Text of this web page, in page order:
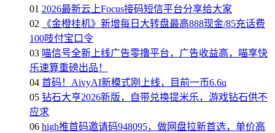
01 2026最新云上Focus接码短信平台分享给大家
02
《金橙挂机》新增每日大转盘最高888现金/85充话费
100吱付宝口令
03 喵信号全新上线广告零撸平台，广告收益高，喵享快
乐速算重磅出品！
04 首码！AivyAI新模式刚上线，目前一币6.6u
05 钻石大亨2026新版，自带兑换提米乐，游戏钻石供不
应求
06 high推首码邀请码948095，做网盘拉新首选，单价高